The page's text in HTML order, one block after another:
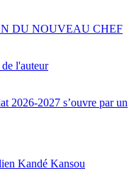
DU NOUVEAU CHEF
l'auteur
2026-2027 s’ouvre par un
Kandé Kansou